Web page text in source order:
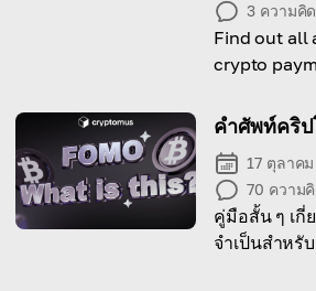
3 ความคิ
Find out all
crypto
คำศัพท์คริ
17 ตุลาค
70 ความ
คู่มือสั้น ๆ เกี่
จำเป็นสำหรั